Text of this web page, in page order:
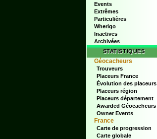
Events
Extrêmes
Particulières
Wherigo
Inactives
Archivées
STATISTIQUES
Géocacheurs
Trouveurs
Placeurs France
Évolution des placeurs
Placeurs région
Placeurs département
Awarded Géocacheurs
Owner Events
France
Carte de progression
Carte globale